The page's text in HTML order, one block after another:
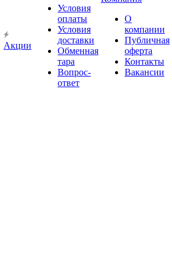
Акции
Условия
оплаты
Условия
доставки
Обменная
тара
Вопрос-
ответ
О
компании
Публичная
оферта
Контакты
Вакансии